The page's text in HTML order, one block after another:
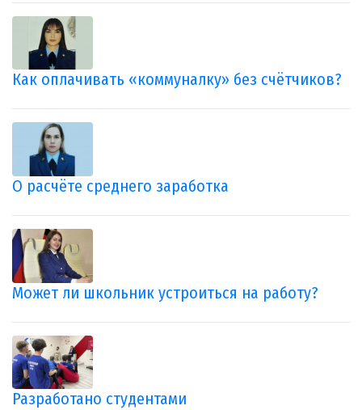
Как оплачивать «коммуналку» без счётчиков?
О расчёте среднего заработка
Может ли школьник устроиться на работу?
Разработано студентами